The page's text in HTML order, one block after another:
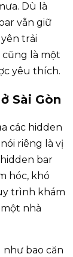
Dù là
vẫn giữ
trải
cũng là một
yêu thích.
Sài Gòn
các hidden
riêng là vị
bar
hóc, khó
trình khám
nhà
bao căn